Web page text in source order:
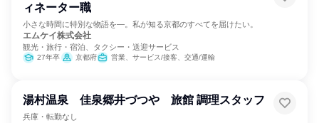
ィネーター職
小さな時間に特別な物語を―。私が知る京都のすべてを届けたい。
エムケイ株式会社
観光・旅行・宿泊、タクシー・送迎サービス
27年卒 京都府 営業、サービス/接客、交通/運輸
湯村温泉 佳泉郷井づつや 旅館 調理スタッフ
兵庫・転勤なし